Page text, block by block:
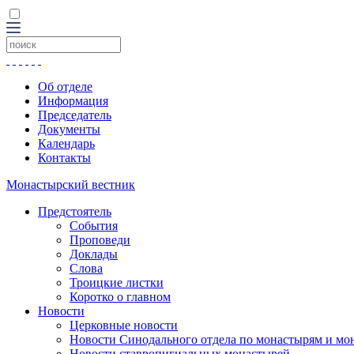
Об отделе
Информация
Председатель
Документы
Календарь
Контакты
Монастырский вестник
Предстоятель
События
Проповеди
Доклады
Слова
Троицкие листки
Коротко о главном
Новости
Церковные новости
Новости Синодального отдела по монастырям и